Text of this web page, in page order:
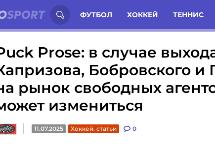
ФУТБОЛ ХОККЕЙ ТЕННИС
о спорте России: Статьи Комменты Новости
Prose: в случае
Бобровского и
рынок свободных
измениться
11.07.2025 Хоккей. статьи 0